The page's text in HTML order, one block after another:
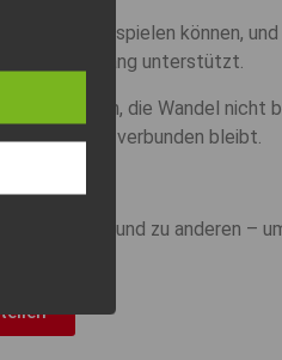
eine Rolle spielen können,
Umgang unterstützt.
entstehen, die Wandel nicht
und verbunden bleibt.
uns selbst und zu anderen –